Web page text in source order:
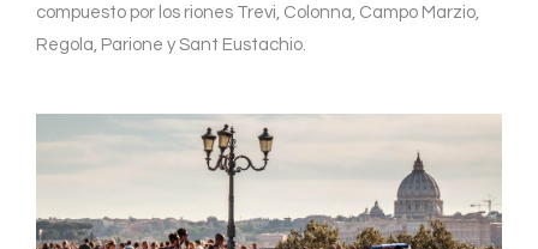
compuesto por los riones Trevi, Colonna, Campo Marzio,
Regola, Parione y Sant Eustachio.